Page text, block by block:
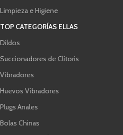
Limpieza e Higiene
TOP CATEGORÍAS ELLAS
Dildos
Succionadores de Clítoris
Vibradores
Huevos Vibradores
Plugs Anales
Bolas Chinas